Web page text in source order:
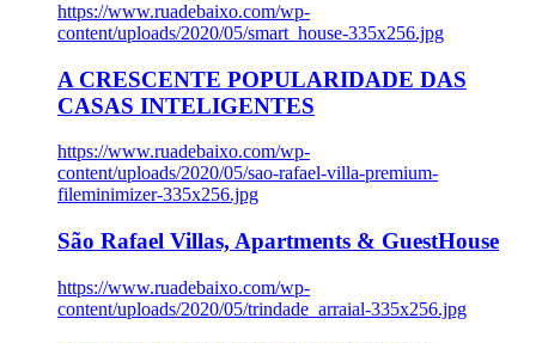
https://www.ruadebaixo.com/wp-
content/uploads/2020/05/smart_house-335x256.jpg
A CRESCENTE POPULARIDADE DAS
CASAS INTELIGENTES
https://www.ruadebaixo.com/wp-
content/uploads/2020/05/sao-rafael-villa-premium-
fileminimizer-335x256.jpg
São Rafael Villas, Apartments & GuestHouse
https://www.ruadebaixo.com/wp-
content/uploads/2020/05/trindade_arraial-335x256.jpg